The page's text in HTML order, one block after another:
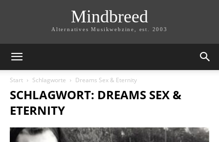
Mindbreed
Alternatives Musikwebzine, est. 2003
Start Schlagworte Dreams Sex & Eternity
SCHLAGWORT: DREAMS SEX &
ETERNITY